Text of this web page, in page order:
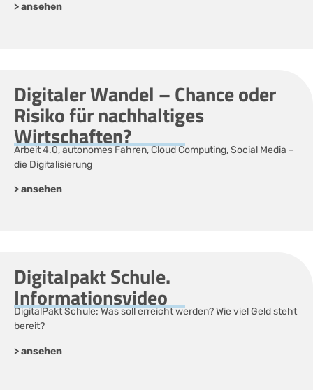
> ansehen
Digitaler Wandel – Chance oder
Risiko für nachhaltiges
Wirtschaften?
Arbeit 4.0, autonomes Fahren, Cloud Computing, Social Media –
die Digitalisierung
> ansehen
Digitalpakt Schule.
Informationsvideo
DigitalPakt Schule: Was soll erreicht werden? Wie viel Geld steht
bereit?
> ansehen